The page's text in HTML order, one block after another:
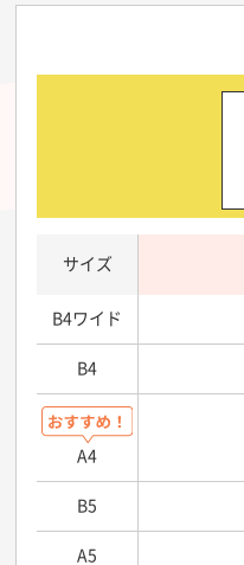
サイズ
B4ワイド
B4
A4
B5
A5